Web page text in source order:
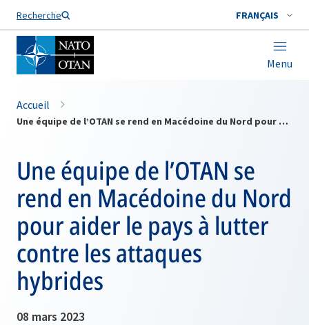
Recherche FRANÇAIS
Menu
Nom de famille*
Accueil
Une équipe de l’OTAN se rend en Macédoine du Nord pour aider le pays à lutter contre les attaques hybrides
Une équipe de l’OTAN se
rend en Macédoine du Nord
pour aider le pays à lutter
contre les attaques
hybrides
08 mars 2023